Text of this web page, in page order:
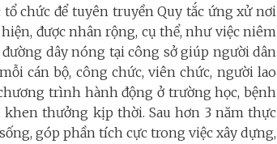
chức để tuyên truyền Quy tắc ứng xử nơi
được nhân rộng, cụ thể, như việc niêm
dây nóng tại công sở giúp người dân
cán bộ, công chức, viên chức, người lao
trình hành động ở trường học, bệnh
thưởng kịp thời. Sau hơn 3 năm thực
góp phần tích cực trong việc xây dựng,